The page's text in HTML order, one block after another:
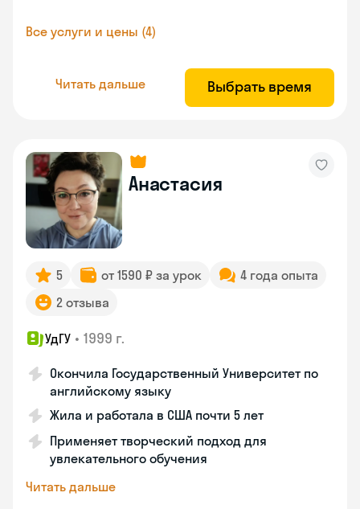
Все услуги и цены (4)
Читать дальше Выбрать время
Анастасия
5 от 1590 ₽ за урок
4 года опыта
2 отзыва
УдГУ • 1999 г.
Окончила Государственный Университет по
английскому языку
Жила и работала в США почти 5 лет
Применяет творческий подход для
увлекательного обучения
Читать дальше